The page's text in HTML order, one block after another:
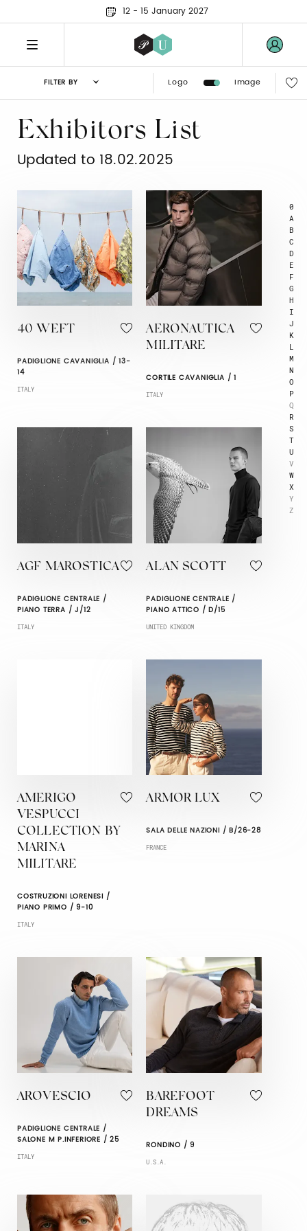
12 - 15 January 2027
FILTER BY Logo Image
0
A
B
C
D
E
F
G
H
I
J
K
L
M
N
O
P
Q
R
S
T
U
V
W
X
Y
Z
Exhibitors List
Updated to 18.02.2025
40 WEFT
PADIGLIONE CAVANIGLIA / 13-
14
ITALY
AERONAUTICA
MILITARE
CORTILE CAVANIGLIA / 1
ITALY
AGF MAROSTICA
PADIGLIONE CENTRALE /
PIANO TERRA / J/12
ITALY
ALAN SCOTT
PADIGLIONE CENTRALE /
PIANO ATTICO / D/15
UNITED KINGDOM
AMERIGO
VESPUCCI
COLLECTION BY
MARINA
MILITARE
COSTRUZIONI LORENESI /
PIANO PRIMO / 9-10
ITALY
ARMOR LUX
SALA DELLE NAZIONI / B/26-28
FRANCE
AROVESCIO
PADIGLIONE CENTRALE /
SALONE M P.INFERIORE / 25
ITALY
BAREFOOT
DREAMS
RONDINO / 9
U.S.A.